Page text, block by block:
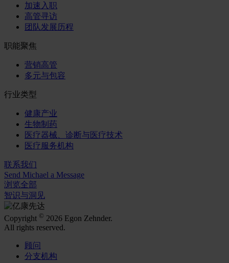
加速入职
高管寻访
团队发展历程
职能聚焦
营销高管
多元与包容
行业类型
健康产业
生物制药
医疗器械、诊断与医疗技术
医疗服务机构
联系我们
Send Michael a Message
浏览全部
智识与洞见
Copyright © 2026 Egon Zehnder.
All rights reserved.
顾问
分支机构